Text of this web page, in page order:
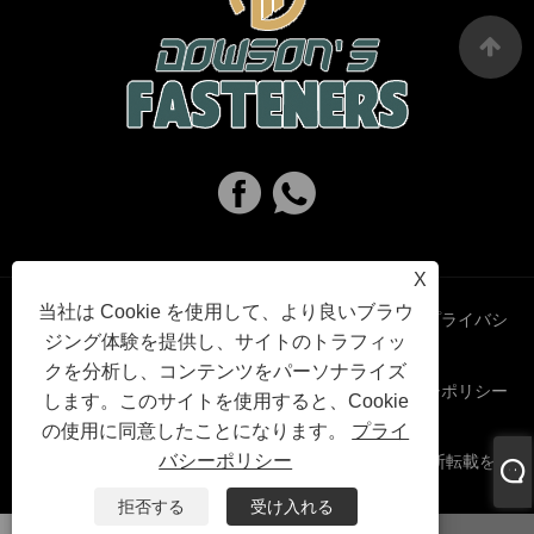
X
当社は Cookie を使用して、より良いブラウ
ジング体験を提供し、サイトのトラフィッ
クを分析し、コンテンツをパーソナライズ
します。このサイトを使用すると、Cookie
の使用に同意したことになります。 プライ
バシーポリシー
拒否する
受け入れる
Links Sitemap RSS XML プライバシ
ーポリシー
著作権 © 2023 Haiyan Dowson’s Fasteners Co.,Ltd.無断転載を禁
じます。